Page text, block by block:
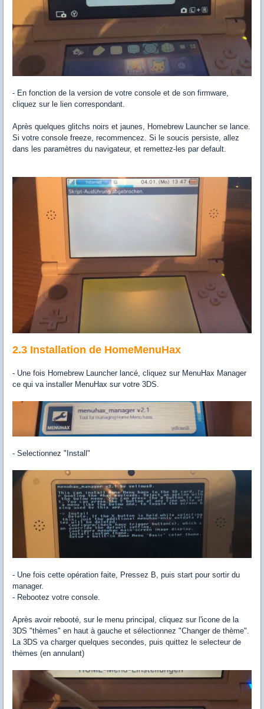
- En fonction de la version de votre console et de son firmware,
cliquez sur le lien correspondant.
Après quelques glitchs noirs et jaunes, Homebrew Launcher se lance.
Si votre console freeze, recommencez. Si le soucis persiste, allez
dans les paramètres du navigateur, et remettez-les par default.
2.3 Installation de HomeMenuHax
- Une fois Homebrew Launcher lancé, cliquez sur MenuHax Manager
ce qui va installer MenuHax sur votre 3DS.
- Selectionnez "Install"
- Une fois cette opération faite, Pressez B, puis start pour sortir du
manager.
- Rebootez votre console.
Après avoir rebooté, sur le menu principal, cliquez sur l'icone de la
3DS "thèmes" en haut à gauche et sélectionnez "Changer de thème".
La 3DS va charger quelques secondes, puis quittez le selecteur de
thèmes (en annulant)